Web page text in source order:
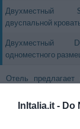
InItalia.it - Do
Двухместный
двуспальной
Двухместный
одноместного
Отель